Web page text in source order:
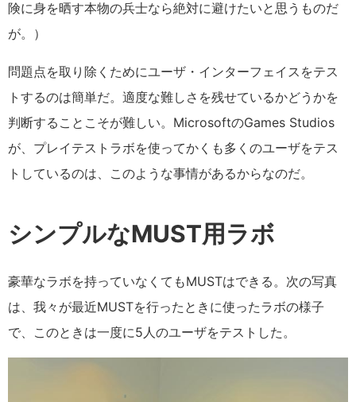
険に身を晒す本物の兵士なら絶対に避けたいと思うものだ
が。）
問題点を取り除くためにユーザ・インターフェイスをテス
トするのは簡単だ。適度な難しさを残せているかどうかを
判断することこそが難しい。MicrosoftのGames Studios
が、プレイテストラボを使ってかくも多くのユーザをテス
トしているのは、このような事情があるからなのだ。
シンプルなMUST用ラボ
豪華なラボを持っていなくてもMUSTはできる。次の写真
は、我々が最近MUSTを行ったときに使ったラボの様子
で、このときは一度に5人のユーザをテストした。